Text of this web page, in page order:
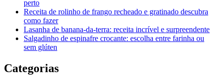
perto
Receita de rolinho de frango recheado e gratinado descubra
como fazer
Lasanha de banana-da-terra: receita incrível e surpreendente
Salgadinho de espinafre crocante: escolha entre farinha ou
sem glúten
Categorias